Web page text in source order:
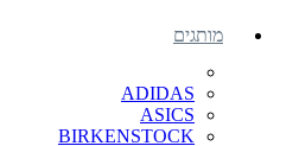
מותגים
ADIDAS
ASICS
BIRKENSTOCK